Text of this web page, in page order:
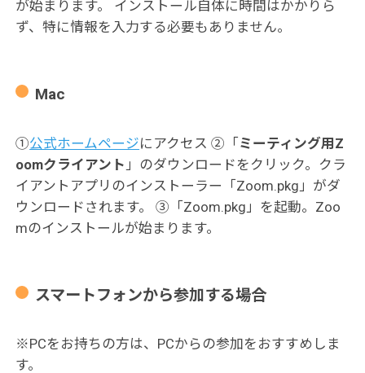
が始まります。 インストール自体に時間はかかりら
ず、特に情報を入力する必要もありません。
Mac
①公式ホームページにアクセス ②「ミーティング用Z
oomクライアント 」のダウンロードをクリック。クラ
イアントアプリのインストーラー「Zoom.pkg」がダ
ウンロードされます。 ③「Zoom.pkg」を起動。Zoo
mのインストールが始まります。
スマートフォンから参加する場合
※PCをお持ちの方は、PCからの参加をおすすめしま
す。